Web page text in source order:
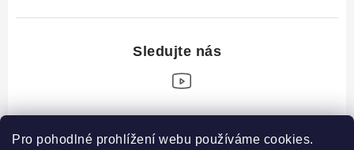
Pro pohodlné prohlížení webu používáme cookies.
Z